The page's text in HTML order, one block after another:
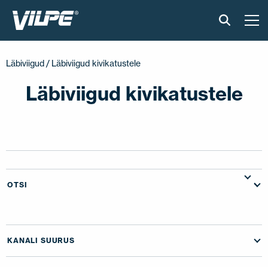
Läbiviigud / Läbiviigud kivikatustele
Läbiviigud kivikatustele
OTSI
KANALI SUURUS